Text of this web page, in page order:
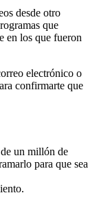
desde otro
que
en los que fueron
electrónico o
confirmarte que
un millón de
para que sea